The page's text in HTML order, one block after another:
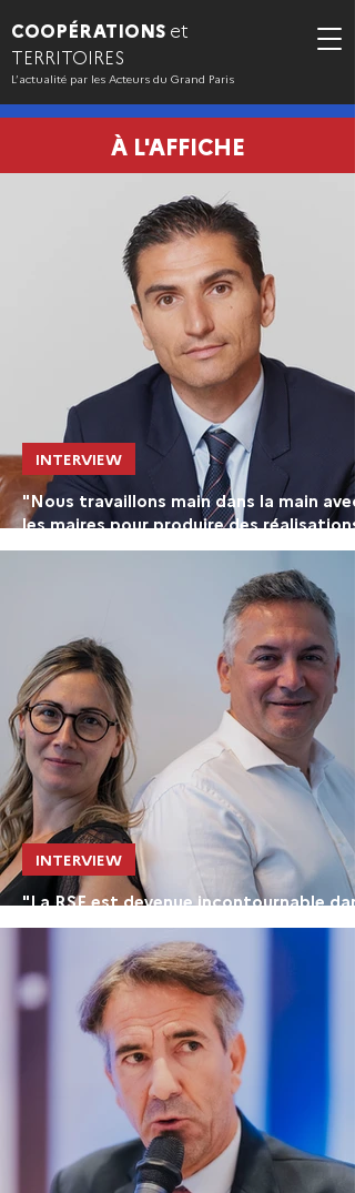
L’actualité par les Acteurs du Grand Paris
COOPÉRATIONS et
TERRITOIRES
À L'AFFICHE
"Nous travaillons main dans la main avec
les maires pour produire des réalisations
adaptées aux territoires"
INTERVIEW
"La RSE est devenue incontournable
les réponses aux appels d'offres"
INTERVIEW